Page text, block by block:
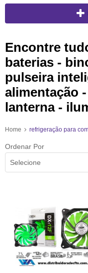
Encontre
baterias -
pulseira
alimentação
lanterna -
Home refrigeração para
Ordenar Por
Selecione